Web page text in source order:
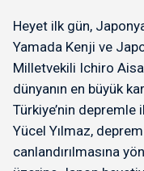
Heyet ilk gün,
Yamada Kenji ve
Milletvekili Ichiro
dünyanın en büyük
Türkiye’nin depremle
Yücel Yılmaz,
canlandırılmasına